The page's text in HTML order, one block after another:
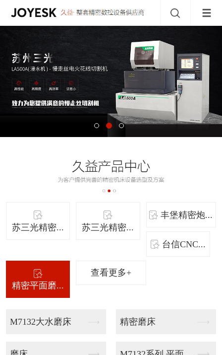
苏三光精密... 苏三光精密...
丰堡精密炮...
台信CNC...
精密平面磨...
查看更多+